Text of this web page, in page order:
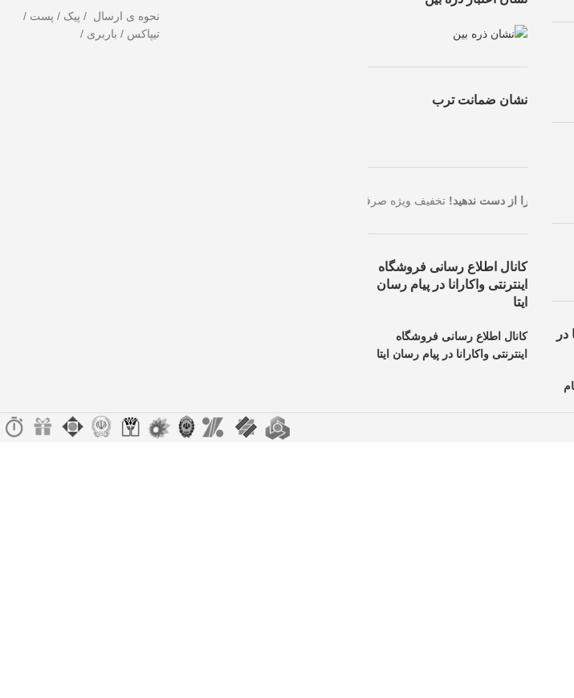
در
نشان ضمانت ترب
فرصت طلایی را از دست ندهید!سفارش خود را ثبت کنید.
کانال اطلاع رسانی فروشگاه
اینترنتی واکارانا در پیام رسان
ایتا
کانال اطلاع رسانی فروشگاه
اینترنتی واکارانا در پیام رسان ایتا
نحوه ی ارسال / پیک / پست /
تیپاکس / باربری /